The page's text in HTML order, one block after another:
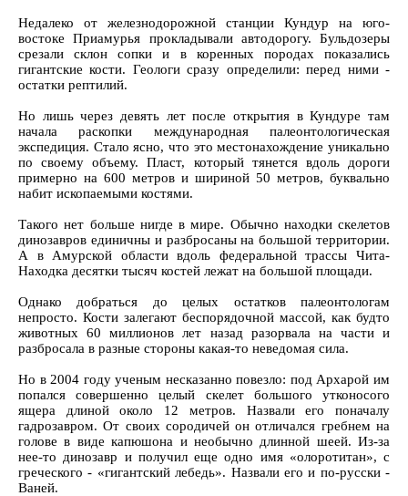
Недалеко от железнодорожной станции Кундур на юго-
востоке Приамурья прокладывали автодорогу. Бульдозеры
срезали склон сопки и в коренных породах показались
гигантские кости. Геологи сразу определили: перед ними -
остатки рептилий.
Но лишь через девять лет после открытия в Кундуре там
начала раскопки международная палеонтологическая
экспедиция. Стало ясно, что это местонахождение уникально
по своему объему. Пласт, который тянется вдоль дороги
примерно на 600 метров и шириной 50 метров, буквально
набит ископаемыми костями.
Такого нет больше нигде в мире. Обычно находки скелетов
динозавров единичны и разбросаны на большой территории.
А в Амурской области вдоль федеральной трассы Чита-
Находка десятки тысяч костей лежат на большой площади.
Однако добраться до целых остатков палеонтологам
непросто. Кости залегают беспорядочной массой, как будто
животных 60 миллионов лет назад разорвала на части и
разбросала в разные стороны какая-то неведомая сила.
Но в 2004 году ученым несказанно повезло: под Архарой им
попался совершенно целый скелет большого утконосого
ящера длиной около 12 метров. Назвали его поначалу
гадрозавром. От своих сородичей он отличался гребнем на
голове в виде капюшона и необычно длинной шеей. Из-за
нее-то динозавр и получил еще одно имя «олоротитан», с
греческого - «гигантский лебедь». Назвали его и по-русски -
Ваней.